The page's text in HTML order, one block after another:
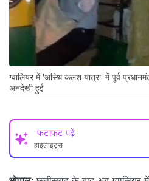
ग्वालियर में 'अस्थि कलश यात्रा' में पूर्व
अनदेखी हुई
फटाफट पढ़ें
हाइलाइट्स